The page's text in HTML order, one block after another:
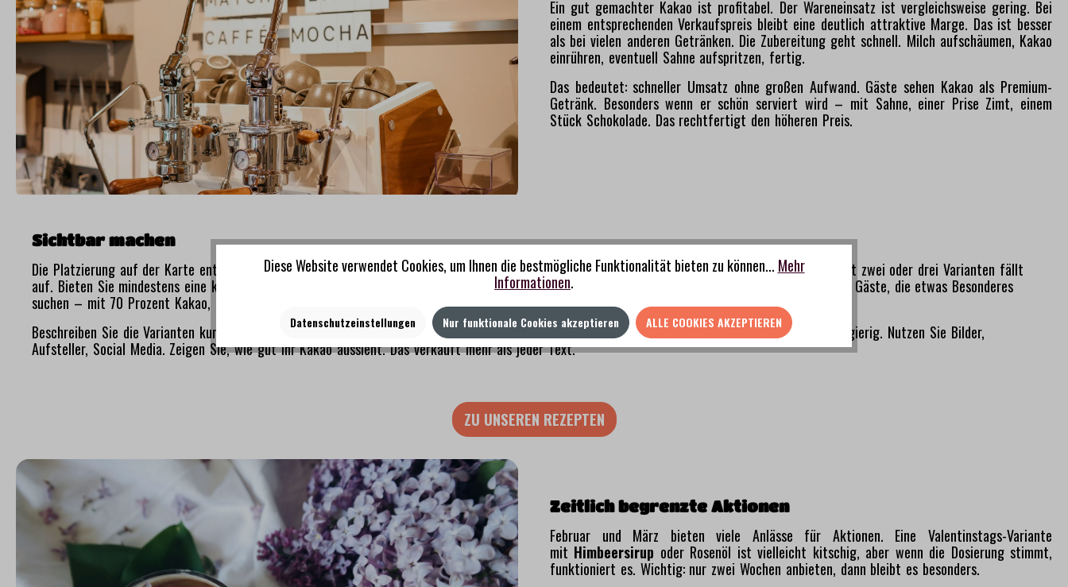
Ein gut gemachter Kakao ist profitabel. Der Wareneinsatz ist vergleichsweise gering. Bei
einem entsprechenden Verkaufspreis bleibt eine deutlich attraktive Marge. Das ist besser
als bei vielen anderen Getränken. Die Zubereitung geht schnell. Milch aufschäumen, Kakao
einrühren, eventuell Sahne aufspritzen, fertig.
Das bedeutet: schneller Umsatz ohne großen Aufwand. Gäste sehen Kakao als Premium-
Getränk. Besonders wenn er schön serviert wird – mit Sahne, einer Prise Zimt, einem
Stück Schokolade. Das rechtfertigt den höheren Preis.
Sichtbar machen
Die Platzierung auf der Karte entscheidet. Ein Kakao, der zwischen Tee und Kaffee verschwindet, wird übersehen. Ein Kakao als eigene Kategorie mit zwei oder drei Varianten fällt
auf. Bieten Sie mindestens eine klassische und eine Premium-Variante an. Die klassische für alle, die einfach Kakao wollen. Die Premium-Version für Gäste, die etwas Besonderes
suchen – mit 70 Prozent Kakao, mit Gewürzen, mit Pflanzenmilch.
Beschreiben Sie die Varianten kurz und klar. "Premium Dark Chocolate mit 70 Prozent Kakao, Hafermilch und Zimt" – das sagt alles und macht neugierig. Nutzen Sie Bilder,
Aufsteller, Social Media. Zeigen Sie, wie gut Ihr Kakao aussieht. Das verkauft mehr als jeder Text.
ZU UNSEREN REZEPTEN
Zeitlich begrenzte Aktionen
Februar und März bieten viele Anlässe für Aktionen. Eine Valentinstags-Variante
mit Himbeersirup oder Rosenöl ist vielleicht kitschig, aber wenn die Dosierung stimmt,
funktioniert es. Wichtig: nur zwei Wochen anbieten, dann bleibt es besonders.
Diese Website verwendet Cookies, um Ihnen die bestmögliche Funktionalität bieten zu können... Mehr
Informationen.
Datenschutzeinstellungen Nur funktionale Cookies akzeptieren ALLE COOKIES AKZEPTIEREN